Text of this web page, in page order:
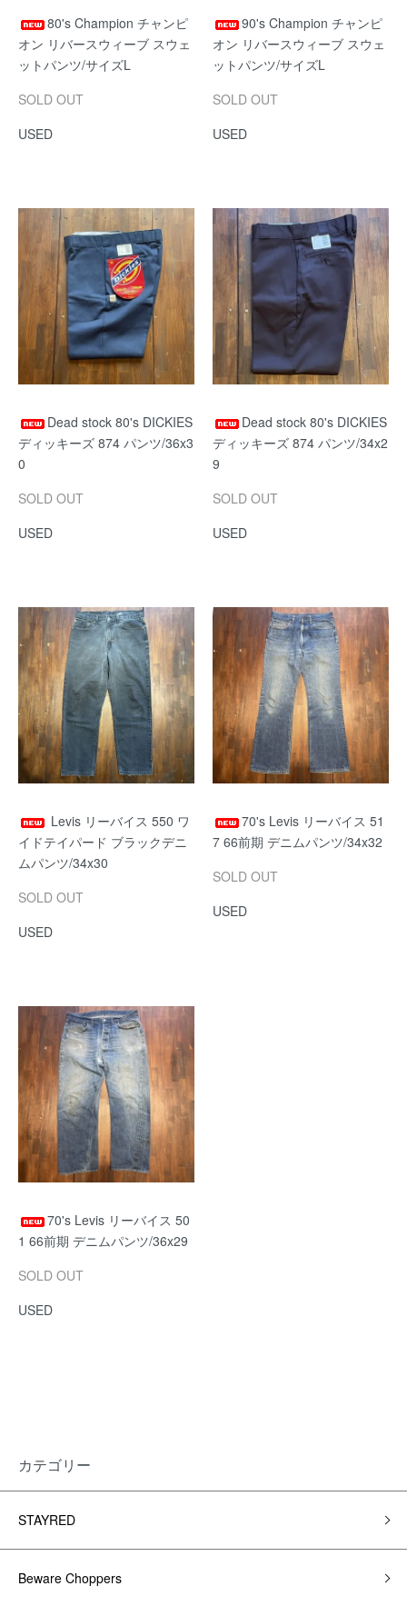
80's Champion チャンピ
オン リバースウィーブ スウェ
ットパンツ/サイズL
SOLD OUT
USED
90's Champion チャンピ
オン リバースウィーブ スウェ
ットパンツ/サイズL
SOLD OUT
USED
Dead stock 80's DICKIES
ディッキーズ 874 パンツ/36x3
0
SOLD OUT
USED
Dead stock 80's DICKIES
ディッキーズ 874 パンツ/34x2
9
SOLD OUT
USED
Levis リーバイス 550 ワ
イドテイパード ブラックデニ
ムパンツ/34x30
SOLD OUT
USED
70's Levis リーバイス 51
7 66前期 デニムパンツ/34x32
SOLD OUT
USED
70's Levis リーバイス 50
1 66前期 デニムパンツ/36x29
SOLD OUT
USED
カテゴリー
STAYRED
Beware Choppers